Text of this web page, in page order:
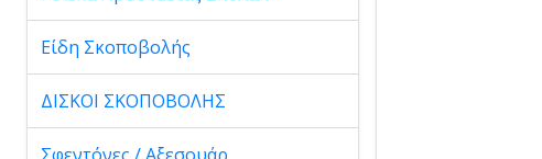
Είδη Σκοποβολής
ΔΙΣΚΟΙ ΣΚΟΠΟΒΟΛΗΣ